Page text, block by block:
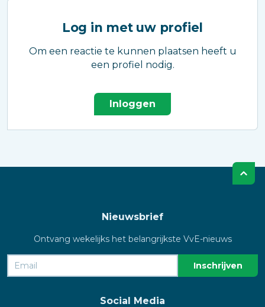
Log in met uw profiel
Om een reactie te kunnen plaatsen heeft u
een profiel nodig.
Inloggen
Nieuwsbrief
Ontvang wekelijks het belangrijkste VvE-nieuws
Social Media